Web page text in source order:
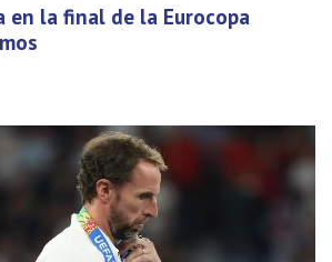
en la final de la Eurocopa